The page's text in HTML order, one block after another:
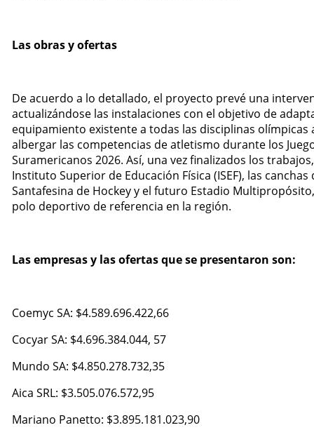
Las obras y ofertas
De acuerdo a lo detallado, el proyecto prevé una
actualizándose las instalaciones con el objetivo de
equipamiento existente a todas las disciplinas olímpicas
albergar las competencias de atletismo durante los
Suramericanos 2026. Así, una vez finalizados los
Instituto Superior de Educación Física (ISEF), las canchas
Santafesina de Hockey y el futuro Estadio
polo deportivo de referencia en la región.
Las empresas y las ofertas que se presentaron son:
Coemyc SA: $4.589.696.422,66
Cocyar SA: $4.696.384.044, 57
Mundo SA: $4.850.278.732,35
Aica SRL: $3.505.076.572,95
Mariano Panetto: $3.895.181.023,90